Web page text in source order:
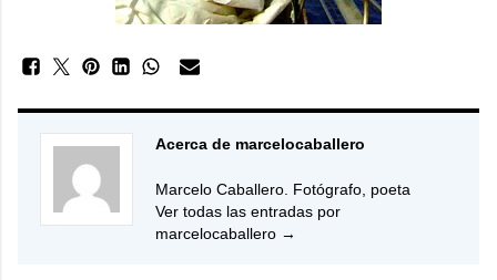
Acerca de marcelocaballero
Marcelo Caballero. Fotógrafo, poeta
Ver todas las entradas por
marcelocaballero →